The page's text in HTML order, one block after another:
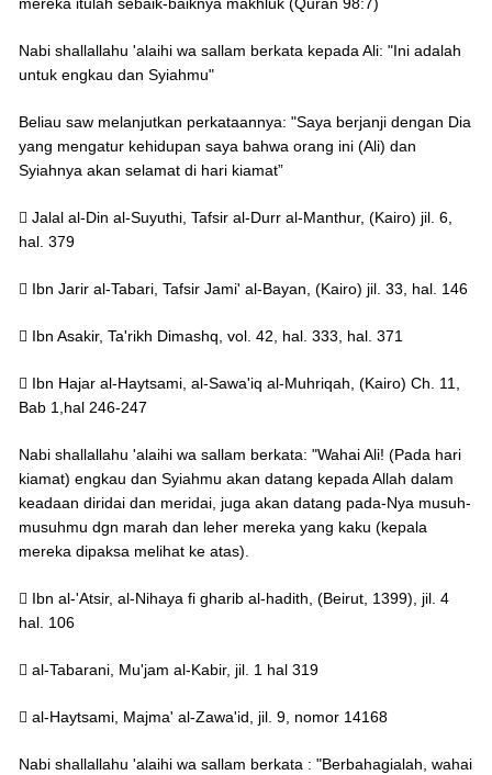
mereka itulah sebaik-baiknya makhluk (Quran 98:7)
Nabi shallallahu 'alaihi wa sallam berkata kepada Ali: "Ini adalah
untuk engkau dan Syiahmu"
Beliau saw melanjutkan perkataannya: "Saya berjanji dengan Dia
yang mengatur kehidupan saya bahwa orang ini (Ali) dan
Syiahnya akan selamat di hari kiamat”
 Jalal al-Din al-Suyuthi, Tafsir al-Durr al-Manthur, (Kairo) jil. 6,
hal. 379
 Ibn Jarir al-Tabari, Tafsir Jami' al-Bayan, (Kairo) jil. 33, hal. 146
 Ibn Asakir, Ta'rikh Dimashq, vol. 42, hal. 333, hal. 371
 Ibn Hajar al-Haytsami, al-Sawa'iq al-Muhriqah, (Kairo) Ch. 11,
Bab 1,hal 246-247
Nabi shallallahu 'alaihi wa sallam berkata: "Wahai Ali! (Pada hari
kiamat) engkau dan Syiahmu akan datang kepada Allah dalam
keadaan diridai dan meridai, juga akan datang pada-Nya musuh-
musuhmu dgn marah dan leher mereka yang kaku (kepala
mereka dipaksa melihat ke atas).
 Ibn al-'Atsir, al-Nihaya fi gharib al-hadith, (Beirut, 1399), jil. 4
hal. 106
 al-Tabarani, Mu'jam al-Kabir, jil. 1 hal 319
 al-Haytsami, Majma' al-Zawa'id, jil. 9, nomor 14168
Nabi shallallahu 'alaihi wa sallam berkata : "Berbahagialah, wahai